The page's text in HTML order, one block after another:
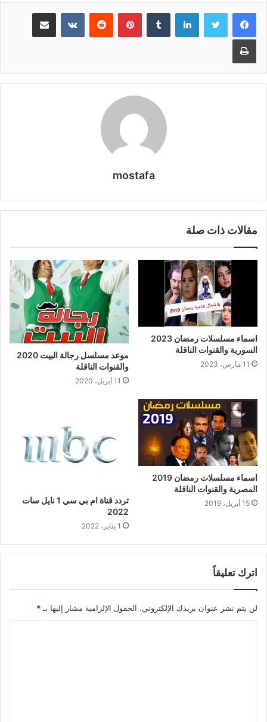
لينكدإن بينتيريست مشاركة عبر البريد
طباعة
mostafa
مقالات ذات صلة
اسماء مسلسلات رمضان 2023
السورية والقنوات الناقلة
11 مارس، 2023
موعد مسلسل رجالة البيت 2020
والقنوات الناقلة
11 أبريل، 2020
اسماء مسلسلات رمضان 2019
المصرية والقنوات الناقلة
15 أبريل، 2019
تردد قناة ام بي سي 1 نايل سات
2022
1 يناير، 2022
اترك تعليقاً
لن يتم نشر عنوان بريدك الإلكتروني. الحقول الإلزامية مشار إليها بـ *